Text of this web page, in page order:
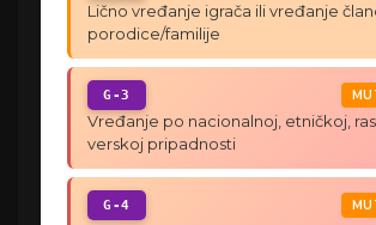
Lično vređanje igrača ili vređanje
porodice/familije
G-3
Vređanje po nacionalnoj, etničkoj,
verskoj pripadnosti
G-4